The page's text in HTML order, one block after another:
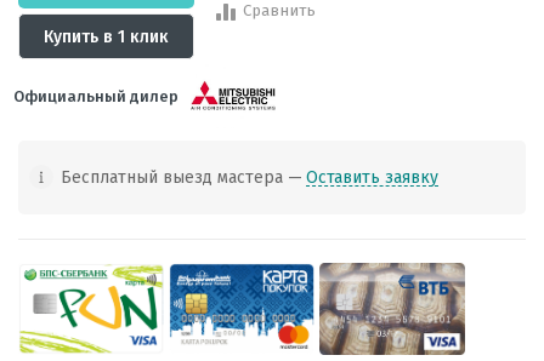
Купить в 1 клик
Сравнить
Официальный дилер
Бесплатный выезд мастера — Оставить заявку